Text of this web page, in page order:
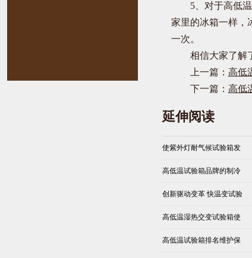
5、对于高低
家里的冰箱一样，
一次。
相信大家了解
上一篇： 高低
下一篇： 高低
延伸阅读
使紫外灯耐气候试验箱发
高低温试验箱品牌的制冷
创新驱动变革 快温变试验
高低温湿热交变试验箱使
高低温试验箱排名维护保